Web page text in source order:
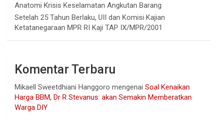
Anatomi Krisis Keselamatan Angkutan Barang
Setelah 25 Tahun Berlaku, UII dan Komisi Kajian
Ketatanegaraan MPR RI Kaji TAP IX/MPR/2001
Komentar Terbaru
Mikaell Sweetdhiani Hanggoro mengenai Soal Kenaikan
Harga BBM, Dr R Stevanus: akan Semakin Memberatkan
Warga DIY